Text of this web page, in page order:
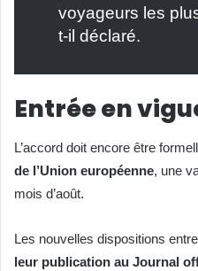
voyageurs les
t-il déclaré.
Entrée en
L’accord doit encore être
de l’Union européenne, une
mois d’août.
Les nouvelles dispositions
leur publication au Journal